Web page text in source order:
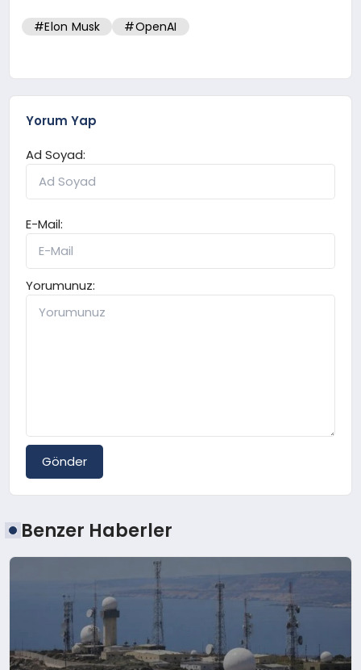
#Elon Musk #OpenAI
Yorum Yap
Ad Soyad:
E-Mail:
Yorumunuz:
Gönder
Benzer Haberler